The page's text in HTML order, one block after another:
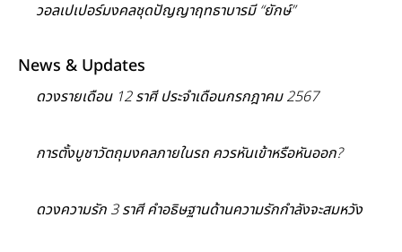
วอลเปเปอร์มงคลชุดปัญญาฤทธาบารมี “ยักษ์”
News & Updates
ดวงรายเดือน 12 ราศี ประจำเดือนกรกฎาคม 2567
การตั้งบูชาวัตถุมงคลภายในรถ ควรหันเข้าหรือหันออก?
ดวงความรัก 3 ราศี คำอธิษฐานด้านความรักกำลังจะสมหวัง